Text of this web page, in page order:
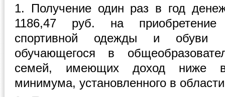
1. Получение один раз в год
1186,47 руб. на приобретение
спортивной одежды и обуви
обучающегося в
семей, имеющих доход ниже
минимума, установленного в